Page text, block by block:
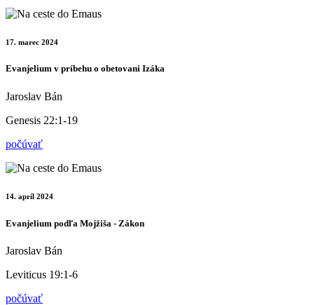
17. marec 2024
Evanjelium v príbehu o obetovani Izáka
Jaroslav Bán
Genesis 22:1-19
počúvať
14. apríl 2024
Evanjelium podľa Mojžiša - Zákon
Jaroslav Bán
Leviticus 19:1-6
počúvať